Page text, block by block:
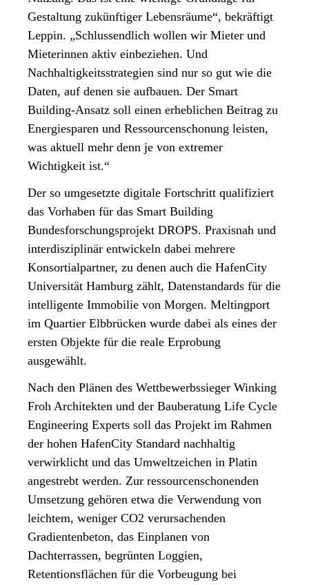
Gestaltung zukünftiger Lebensräume“, bekräftigt
Leppin. „Schlussendlich wollen wir Mieter und
Mieterinnen aktiv einbeziehen. Und
Nachhaltigkeitsstrategien sind nur so gut wie die
Daten, auf denen sie aufbauen. Der Smart
Building-Ansatz soll einen erheblichen Beitrag zu
Energiesparen und Ressourcenschonung leisten,
was aktuell mehr denn je von extremer
Wichtigkeit ist.“
Der so umgesetzte digitale Fortschritt qualifiziert
das Vorhaben für das Smart Building
Bundesforschungsprojekt DROPS. Praxisnah und
interdisziplinär entwickeln dabei mehrere
Konsortialpartner, zu denen auch die HafenCity
Universität Hamburg zählt, Datenstandards für die
intelligente Immobilie von Morgen. Meltingport
im Quartier Elbbrücken wurde dabei als eines der
ersten Objekte für die reale Erprobung
ausgewählt.
Nach den Plänen des Wettbewerbssieger Winking
Froh Architekten und der Bauberatung Life Cycle
Engineering Experts soll das Projekt im Rahmen
der hohen HafenCity Standard nachhaltig
verwirklicht und das Umweltzeichen in Platin
angestrebt werden. Zur ressourcenschonenden
Umsetzung gehören etwa die Verwendung von
leichtem, weniger CO2 verursachenden
Gradientenbeton, das Einplanen von
Dachterrassen, begrünten Loggien,
Retentionsflächen für die Vorbeugung bei